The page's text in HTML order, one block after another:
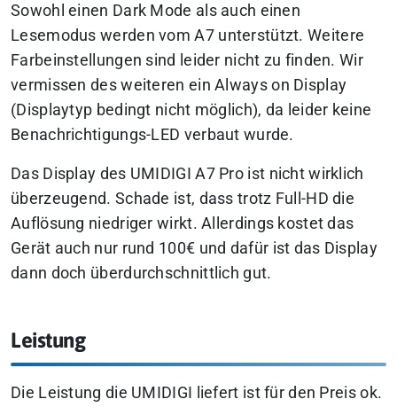
Sowohl einen Dark Mode als auch einen
Lesemodus werden vom A7 unterstützt. Weitere
Farbeinstellungen sind leider nicht zu finden. Wir
vermissen des weiteren ein Always on Display
(Displaytyp bedingt nicht möglich), da leider keine
Benachrichtigungs-LED verbaut wurde.
Das Display des UMIDIGI A7 Pro ist nicht wirklich
überzeugend. Schade ist, dass trotz Full-HD die
Auflösung niedriger wirkt. Allerdings kostet das
Gerät auch nur rund 100€ und dafür ist das Display
dann doch überdurchschnittlich gut.
Leistung
Die Leistung die UMIDIGI liefert ist für den Preis ok.